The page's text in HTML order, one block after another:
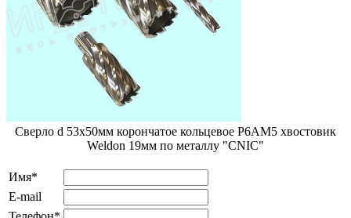
Сверло d 53х50мм корончатое кольцевое Р6АМ5 хвостовик
Weldon 19мм по металлу "CNIC"
Имя*
E-mail